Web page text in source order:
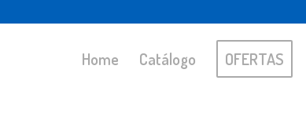
Home Catálogo OFERTAS